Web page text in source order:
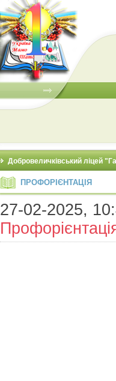
Добровеличківський ліцей
ПРОФОРІЄНТАЦІЯ
27-02-2025,